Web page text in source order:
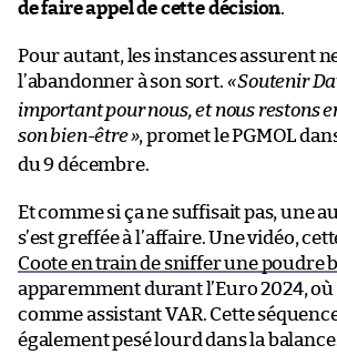
de faire appel de cette décision.
Pour autant, les instances assurent
l’abandonner à son sort. «Soutenir
important pour nous, et nous restons
son bien-être», promet le PGMOL
du 9 décembre.
Et comme si ça ne suffisait pas, une
s’est greffée à l’affaire. Une vidéo,
Coote en train de sniffer une poudre
apparemment durant l’Euro 2024,
comme assistant VAR. Cette
également pesé lourd dans la balance.